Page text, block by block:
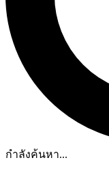
กำลังค้นหา...